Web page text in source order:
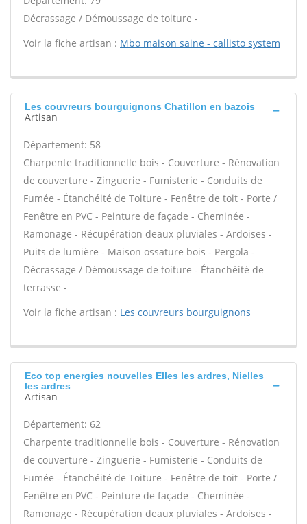
Décrassage / Démoussage de toiture -
Voir la fiche artisan : Mbo maison saine - callisto system
Les couvreurs bourguignons Chatillon en bazois
Artisan
Département: 58
Charpente traditionnelle bois - Couverture - Rénovation
de couverture - Zinguerie - Fumisterie - Conduits de
Fumée - Étanchéité de Toiture - Fenêtre de toit - Porte /
Fenêtre en PVC - Peinture de façade - Cheminée -
Ramonage - Récupération deaux pluviales - Ardoises -
Puits de lumière - Maison ossature bois - Pergola -
Décrassage / Démoussage de toiture - Étanchéité de
terrasse -
Voir la fiche artisan : Les couvreurs bourguignons
Eco top energies nouvelles Elles les ardres, Nielles
les ardres
Artisan
Département: 62
Charpente traditionnelle bois - Couverture - Rénovation
de couverture - Zinguerie - Fumisterie - Conduits de
Fumée - Étanchéité de Toiture - Fenêtre de toit - Porte /
Fenêtre en PVC - Peinture de façade - Cheminée -
Ramonage - Récupération deaux pluviales - Ardoises -